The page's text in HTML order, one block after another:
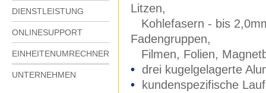
DIENSTLEISTUNG
ONLINESUPPORT
EINHEITENUMRECHNER
UNTERNEHMEN
Litzen,
Kohlefasern - bis
Fadengruppen,
Filmen, Folien,
• drei kugelgelagerte
•
kundenspezifische